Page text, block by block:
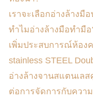
เราจะเลือกอ่างล้างมื
ทำไมอ่างล้างมือทำมือ
เพิ่มประสบการณ์ห้อง
stainless STEEL
อ่างล้างจานสแตนเล
ต่อการจัดการกับควา